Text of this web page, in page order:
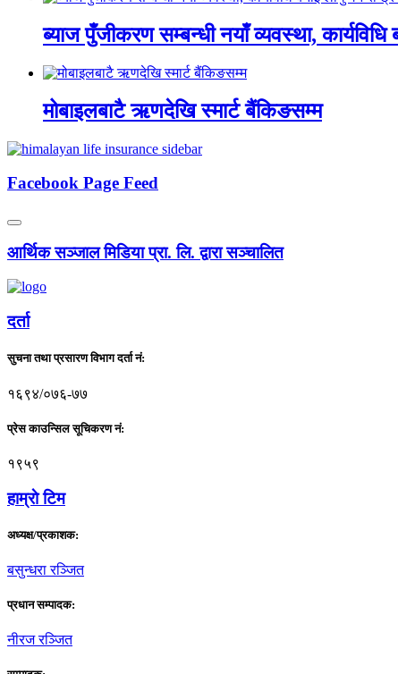
ब्याज पुँजीकरण सम्बन्धी नयाँ व्यवस्था, कार्यविधि
मोबाइलबाटै ऋणदेखि स्मार्ट बैंकिङसम्म
Facebook Page Feed
आर्थिक सञ्जाल मिडिया प्रा. लि. द्वारा सञ्चालित
दर्ता
सुचना तथा प्रसारण विभाग दर्ता नं:
१६९४/०७६-७७
प्रेस काउन्सिल सूचिकरण नं:
१९५९
हाम्राे टिम
अध्यक्ष/प्रकाशक:
बसुन्धरा रञ्जित
प्रधान सम्पादक:
नीरज रञ्जित